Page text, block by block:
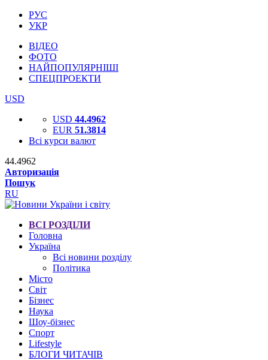
РУС
УКР
ВІДЕО
ФОТО
НАЙПОПУЛЯРНІШІ
СПЕЦПРОЕКТИ
USD
USD 44.4962
EUR 51.3814
Всі курси валют
44.4962
Авторизація
Пошук
RU
ВСІ РОЗДІЛИ
Головна
Україна
Всі новини розділу
Політика
Місто
Світ
Бізнес
Наука
Шоу-бізнес
Спорт
Lifestyle
БЛОГИ ЧИТАЧІВ